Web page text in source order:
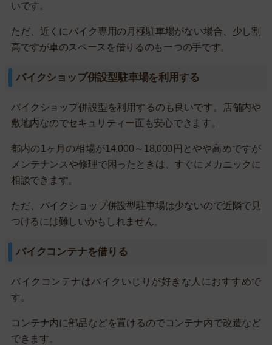
いです。
ただ、近くにバイク専用の月極駐車場がない場合、少し割
高ですが車のスペースを借りるのも一つの手です。
バイクショップ併設型駐車場を利用する
バイクショップ併設型を利用するのも良いです。店舗内や
敷地内なのでセキュリティー面も安心できます。
都内の1ヶ月の相場が14,000～18,000円とやや高めですが
メンテナンスや修理で困ったときは、すぐにメカニックに
相談できます。
ただ、バイクショップ併設型駐車場は少ないので近隣で見
つけるには難しいかもしれません。
バイクコンテナを借りる
バイクコンテナはバイクいじりが好きな人におすすめで
す。
コンテナ内に部品などを置けるのでコンテナ内で改造など
できます。